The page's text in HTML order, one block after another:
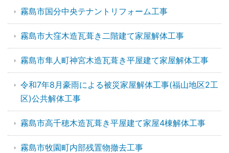
霧島市国分中央テナントリフォーム工事
霧島市大窪木造瓦葺き二階建て家屋解体工事
霧島市隼人町神宮木造瓦葺き平屋建て家屋解体工事
令和7年8月豪雨による被災家屋解体工事(福山地区2工
区)公共解体工事
霧島市高千穂木造瓦葺き平屋建て家屋4棟解体工事
霧島市牧園町内部残置物撤去工事